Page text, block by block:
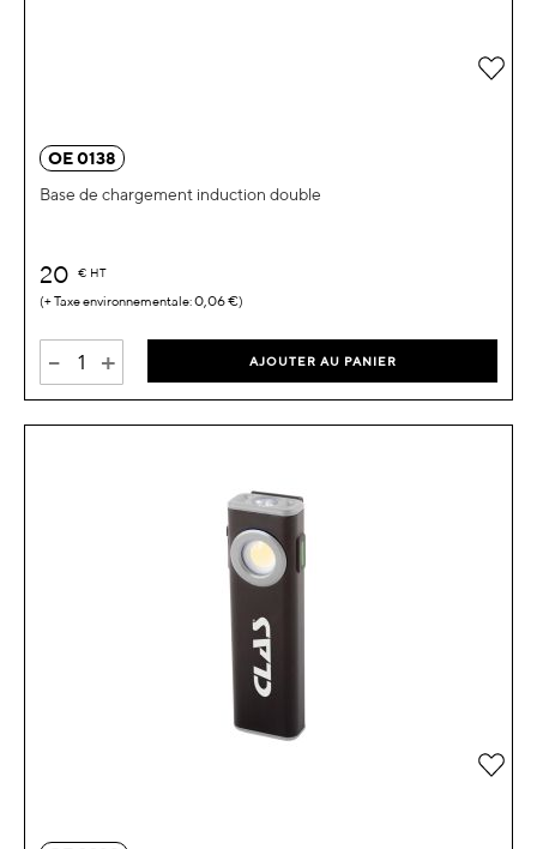
OE 0138
Base de chargement induction double
20 € HT
0,06 €
- + AJOUTER AU PANIER